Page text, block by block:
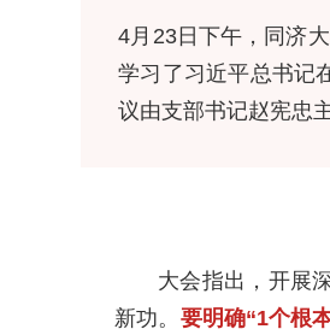
4月23日下午，同济
学习了习近平总书记
议由支部书记赵宪忠主
大会指出，开展
新功。 要明确“1个根